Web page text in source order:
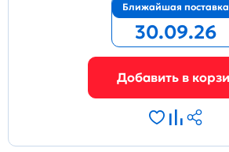
Ближайшая поставка
30.09.26